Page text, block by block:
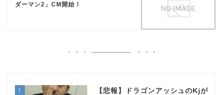
ダーマン2」CM開始！
1
【悲報】ドラゴンアッシュのKjが